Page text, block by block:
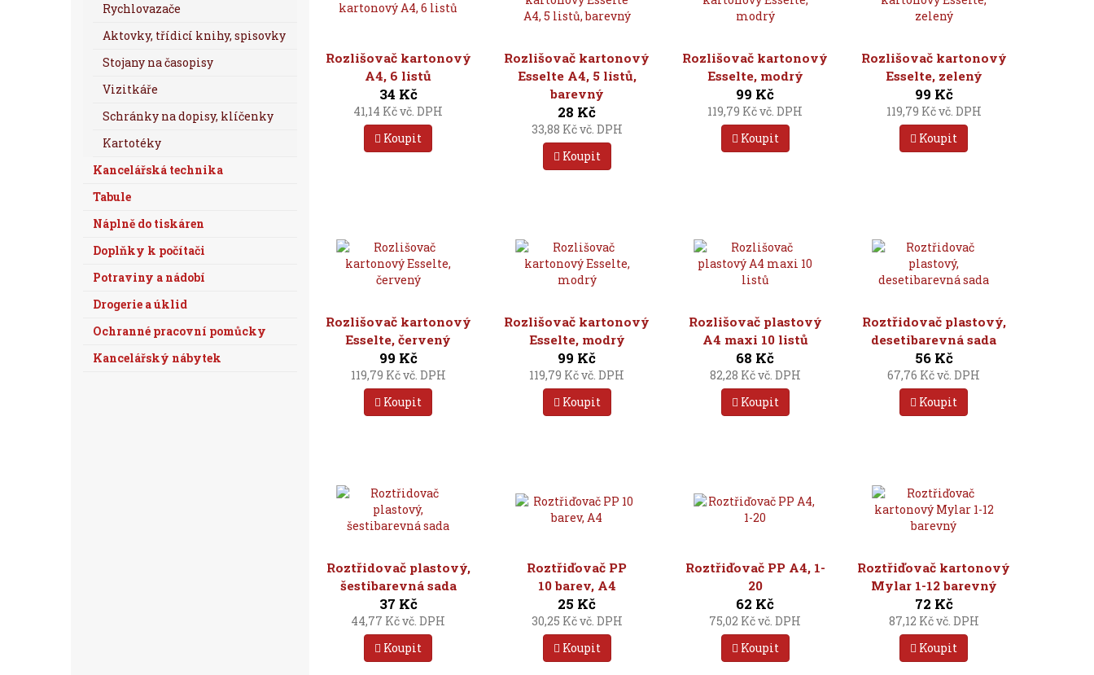
Rozlišovač kartonový
A4, 6 listů
34 Kč
41,14 Kč vč. DPH
Koupit
Rozlišovač kartonový
Esselte A4, 5 listů,
barevný
28 Kč
33,88 Kč vč. DPH
Koupit
Rozlišovač kartonový
Esselte, modrý
99 Kč
119,79 Kč vč. DPH
Koupit
Rozlišovač kartonový
Esselte, zelený
99 Kč
119,79 Kč vč. DPH
Koupit
Rozlišovač kartonový
Esselte, červený
99 Kč
119,79 Kč vč. DPH
Koupit
Rozlišovač kartonový
Esselte, modrý
99 Kč
119,79 Kč vč. DPH
Koupit
Rozlišovač plastový
A4 maxi 10 listů
68 Kč
82,28 Kč vč. DPH
Koupit
Roztřidovač plastový,
desetibarevná sada
56 Kč
67,76 Kč vč. DPH
Koupit
Roztřidovač plastový,
šestibarevná sada
37 Kč
44,77 Kč vč. DPH
Koupit
Roztřiďovač PP
10 barev, A4
25 Kč
30,25 Kč vč. DPH
Koupit
Roztřiďovač PP A4, 1-
20
62 Kč
75,02 Kč vč. DPH
Koupit
Roztřiďovač kartonový
Mylar 1-12 barevný
72 Kč
87,12 Kč vč. DPH
Koupit
Rychlovazače
Aktovky, třídicí knihy, spisovky
Stojany na časopisy
Vizitkáře
Schránky na dopisy, klíčenky
Kartotéky
Kancelářská technika
Tabule
Náplně do tiskáren
Doplňky k počítači
Potraviny a nádobí
Drogerie a úklid
Ochranné pracovní pomůcky
Kancelářský nábytek